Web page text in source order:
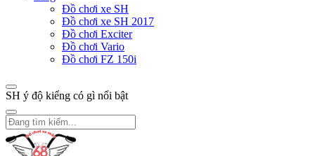
Đồ chơi xe SH
Đồ chơi xe SH 2017
Đồ chơi Exciter
Đồ chơi Vario
Đồ chơi FZ 150i
SH ý độ kiểng có gì nổi bật